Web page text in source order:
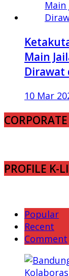
Main
Dirawat
10 Mar
PROFILE K-
Popular
Recent
Comment